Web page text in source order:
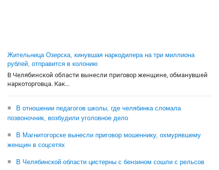
Жительница Озерска, кинувшая наркодилера на три миллиона
рублей, отправится в колонию
В Челябинской области вынесли приговор женщине, обманувшей
наркоторговца. Как...
В отношении педагогов школы, где челябинка сломала
позвоночник, возбудили уголовное дело
В Магнитогорске вынесли приговор мошеннику, охмурявшему
женщин в соцсетях
В Челябинской области цистерны с бензином сошли с рельсов